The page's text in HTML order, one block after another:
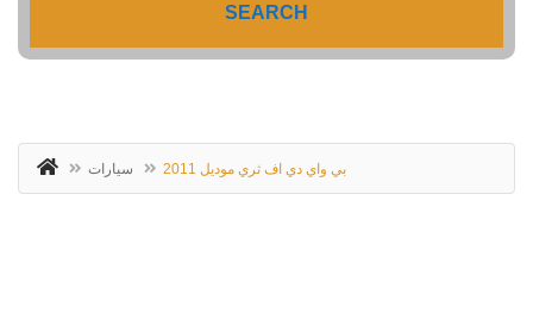
SEARCH
سيارات بي واي دي اف ثري موديل 2011